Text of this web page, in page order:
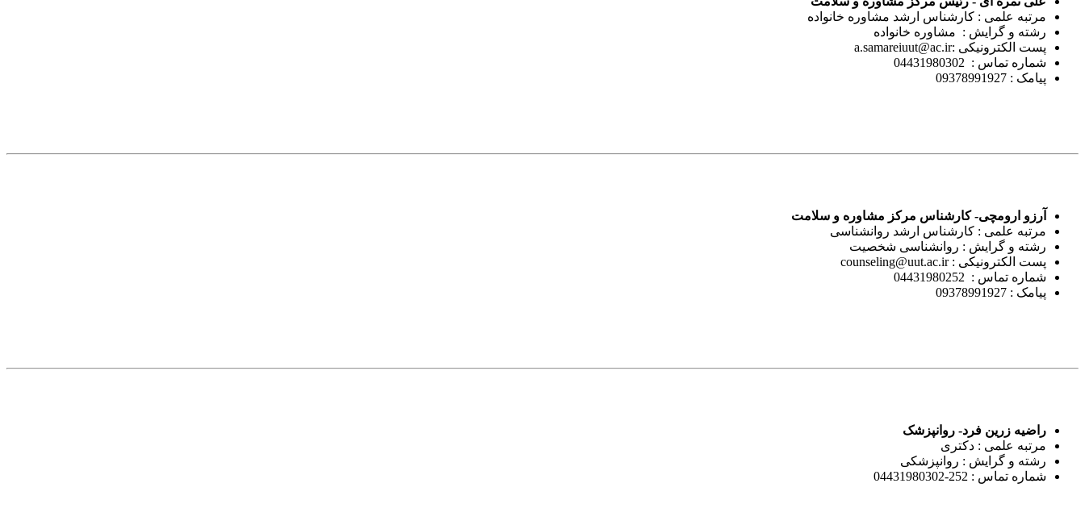
مرتبه علمی : کارشناس ارشد مشاوره خانواده
رشته و گرایش : مشاوره خانواده
پست الکترونیکی :a.samareiuut@ac.ir
شماره تماس : 04431980302
پیامک : 09378991927
آرزو ارومچی- کارشناس مرکز مشاوره و سلامت
مرتبه علمی : کارشناس ارشد روانشناسی
رشته و گرایش : روانشناسی شخصیت
پست الکترونیکی : counseling@uut.ac.ir
شماره تماس : 04431980252
پیامک : 09378991927
راضیه زرین فرد- روانپزشک
مرتبه علمی : دکتری
رشته و گرایش : روانپزشکی
شماره تماس : 252-04431980302